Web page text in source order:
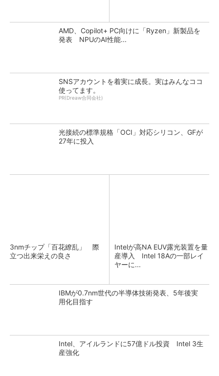
AMD、Copilot+ PC向けに「Ryzen」新製品を
発表 NPUのAI性能...
SNSアカウントを着実に成長。実はみんなココ
使ってます。
PR(Dreaw合同会社)
光接続の標準規格「OCI」対応シリコン、GFが
27年に投入
3nmチップ「百花繚乱」 際
立つ出来栄えの良さ
Intelが高NA EUV露光装置を量
産導入 Intel 18Aの一部レイ
ヤーに...
IBMが0.7nm世代の半導体技術発表、5年後実
用化目指す
Intel、アイルランドに57億ドル投資 Intel 3生
産強化